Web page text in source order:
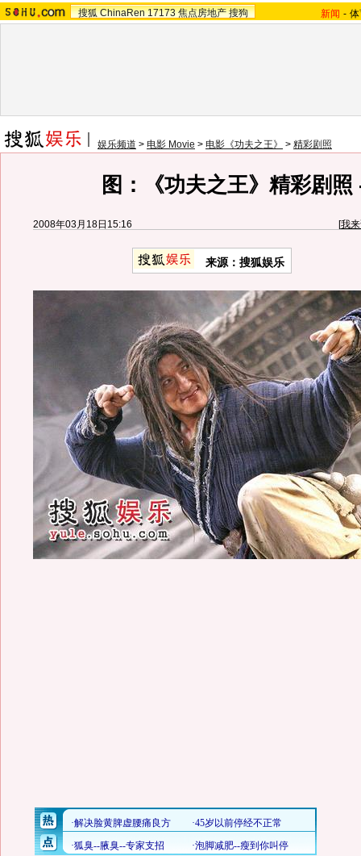
搜狐 ChinaRen 17173 焦点房地产 搜狗 新闻 -
娱乐频道 > 电影 Movie > 电影《功夫之王》 > 精彩剧照
图：《功夫之王》精彩剧照
2008年03月18日15:16 [我
来源：搜狐娱乐